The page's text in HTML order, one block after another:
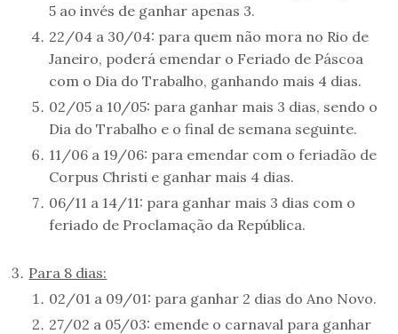
5 ao invés de ganhar apenas 3.
22/04 a 30/04: para quem não mora no Rio de
Janeiro, poderá emendar o Feriado de Páscoa
com o Dia do Trabalho, ganhando mais 4 dias.
02/05 a 10/05: para ganhar mais 3 dias, sendo o
Dia do Trabalho e o final de semana seguinte.
11/06 a 19/06: para emendar com o feriadão de
Corpus Christi e ganhar mais 4 dias.
06/11 a 14/11: para ganhar mais 3 dias com o
feriado de Proclamação da República.
Para 8 dias:
02/01 a 09/01: para ganhar 2 dias do Ano Novo.
27/02 a 05/03: emende o carnaval para ganhar